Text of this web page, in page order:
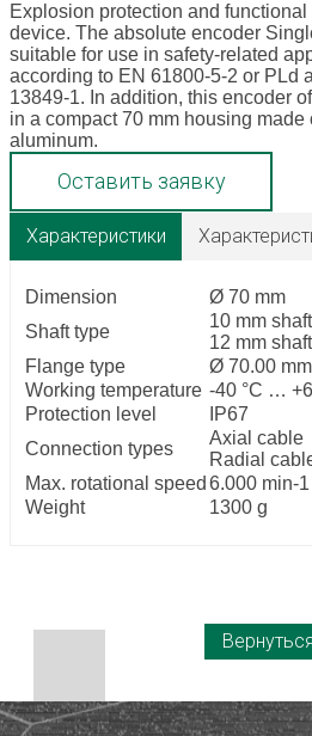
Explosion protection and
device. The absolute encoder
suitable for use in safety-related
according to EN 61800-5-2 or PLd
13849-1. In addition, this encoder
in a compact 70 mm housing
aluminum.
Оставить заявку
Характеристики
Dimension
Ø 70 mm
Shaft type
10 mm
12 mm
Flange type
Ø 70.00 mm
Working temperature -40 °C …
Protection level
IP67
Connection types
Axial cable
Radial
Max. rotational speed 6.000 min-1
Weight
1300 g
Вернуться